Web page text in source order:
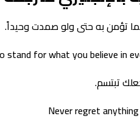
تؤمن به حتى ولو صمدت وحيداً.
stand for what you believe in
تبتسم.
Never regret